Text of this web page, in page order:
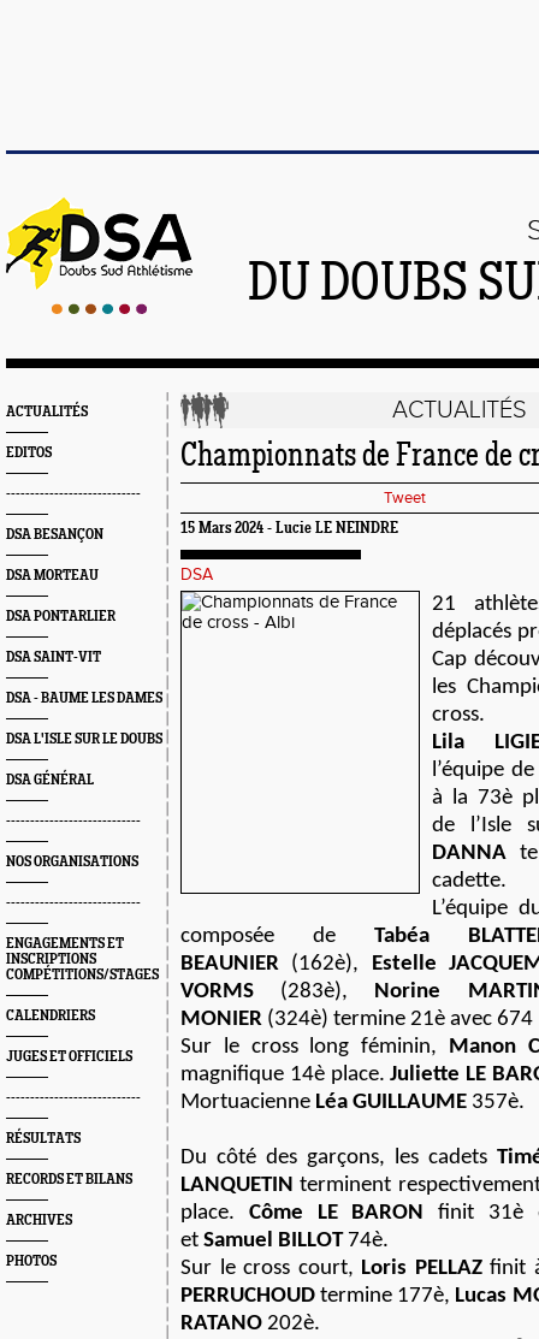
DU DOUBS
ACTUALITÉS
EDITOS
----------------------------
DSA BESANÇON
DSA MORTEAU
DSA PONTARLIER
DSA SAINT-VIT
DSA - BAUME LES DAMES
DSA L'ISLE SUR LE DOUBS
DSA GÉNÉRAL
----------------------------
NOS ORGANISATIONS
----------------------------
ENGAGEMENTS ET
INSCRIPTIONS
COMPÉTITIONS/STAGES
CALENDRIERS
JUGES ET OFFICIELS
----------------------------
RÉSULTATS
RECORDS ET BILANS
ARCHIVES
PHOTOS
ACTUALITÉS
Championnats de France de
Tweet
15 Mars 2024 - Lucie LE NEINDRE
DSA
21
déplacés
Cap
les
cross.
Lila
l’équipe
à la 73è
de l’Isle
DANNA
cadette.
L’équipe
composée de Tabéa
BEAUNIER (162è), Estelle
VORMS (283è), Norine
MONIER (324è) termine 21è avec
Sur le cross long féminin, Manon
magnifique 14è place.Juliette LE
Mortuacienne Léa GUILLAUME 357è.
Du côté des garçons, les cadets
LANQUETIN terminent
place. Côme LE BARON finit 31è
et Samuel BILLOT74è.
Sur le cross court, Loris PELLAZfinit
PERRUCHOUD termine 177è, Lucas
RATANO 202è.